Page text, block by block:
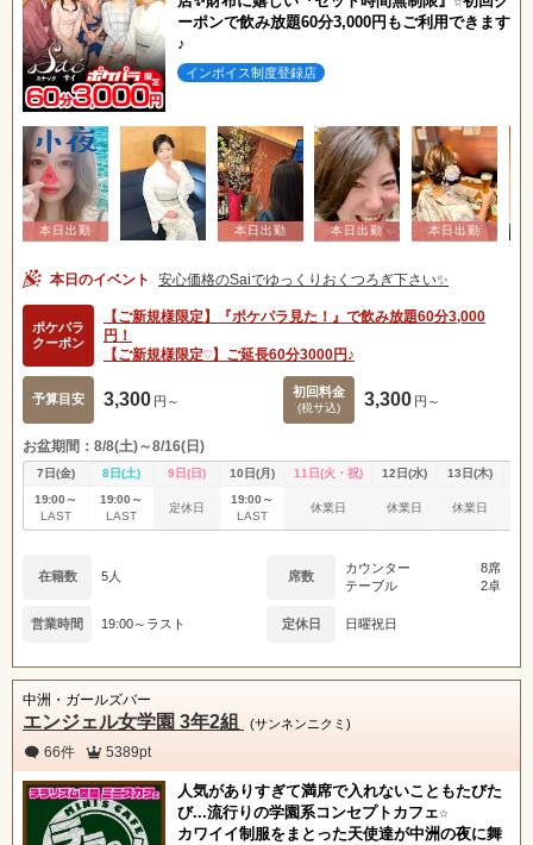
ーポンで飲み放題60分3,000円もご利用できます
♪
インボイス制度登録店
本日のイベント 安心価格のSaiでゆっくりおくつろぎ下さい✨
ポケパラ
クーポン
【ご新規様限定】『ポケパラ見た！』で飲み放題60分3,000
円！
【ご新規様限定♡】ご延長60分3000円♪
予算目安 3,300 円～
初回料金
(税サ込) 3,300 円～
お盆期間：8/8(土)～8/16(日)
7日(金) 8日(土) 9日(日) 10日(月) 11日(火・祝) 12日(水) 13日(木)
19:00～
LAST
19:00～
LAST
定休日
19:00～
LAST
休業日 休業日 休業日
在籍数 5人 席数
カウンター
8席
テーブル
2卓
営業時間 19:00～ラスト 定休日 日曜祝日
中洲・ガールズバー
エンジェル女学園 3年2組 (サンネンニクミ)
66件 5389pt
人気がありすぎて満席で入れないこともたびた
び...流行りの学園系コンセプトカフェ☆
カワイイ制服をまとった天使達が中洲の夜に舞
女の子ログイン
店舗ログイン
新規会員登録
関東 静岡
東海
中四国 九州
沖縄 全国TOP